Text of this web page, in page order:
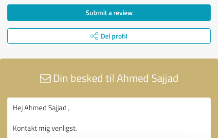
Submit a review
Del profil
Din besked til Ahmed Sajjad